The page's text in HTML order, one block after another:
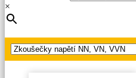
×